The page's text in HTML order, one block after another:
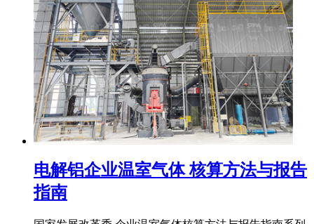
电解铝企业温室气体 核算方法与报告
指南